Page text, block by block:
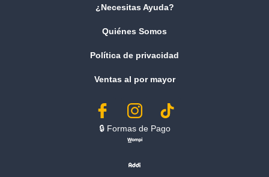
¿Necesitas Ayuda?
Quiénes Somos
Política de privacidad
Ventas al por mayor
🔒︎ Formas de Pago